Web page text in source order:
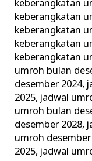
keberangkatan
keberangkatan
keberangkatan
keberangkatan
keberangkatan
umroh bulan
desember 2024,
2025, jadwal
umroh bulan
desember 2028,
umroh
2025, jadwal